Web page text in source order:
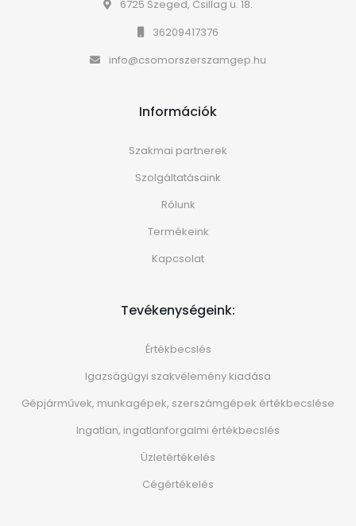
6725 Szeged, Csillag u. 18.
36209417376
info@csomorszerszamgep.hu
Információk
Szakmai partnerek
Szolgáltatásaink
Rólunk
Termékeink
Kapcsolat
Tevékenységeink:
Értékbecslés
Igazságügyi szakvélemény kiadása
Gépjárművek, munkagépek, szerszámgépek értékbecslése
Ingatlan, ingatlanforgalmi értékbecslés
Üzletértékelés
Cégértékelés